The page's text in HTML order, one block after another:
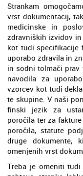
Strankam
vrst dokumentacij,
medicinske in
zdravniških izvidov
kot tudi specifikacije
uporabo zdravila in
in sodni tolmači prav
navodila za
vzorcev kot tudi
te skupine. V naši
finski jezik za
poročila ter za
poročila, statute
druge dokumente,
omenjenih vrst
Treba je omeniti